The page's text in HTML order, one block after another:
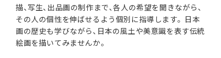
描、写生、出品画の制作まで、各人の希望を聞きながら、
その人の個性を伸ばせるよう個別に指導します。日本
画の歴史も学びながら、日本の風土や美意識を表す伝統
絵画を描いてみませんか。